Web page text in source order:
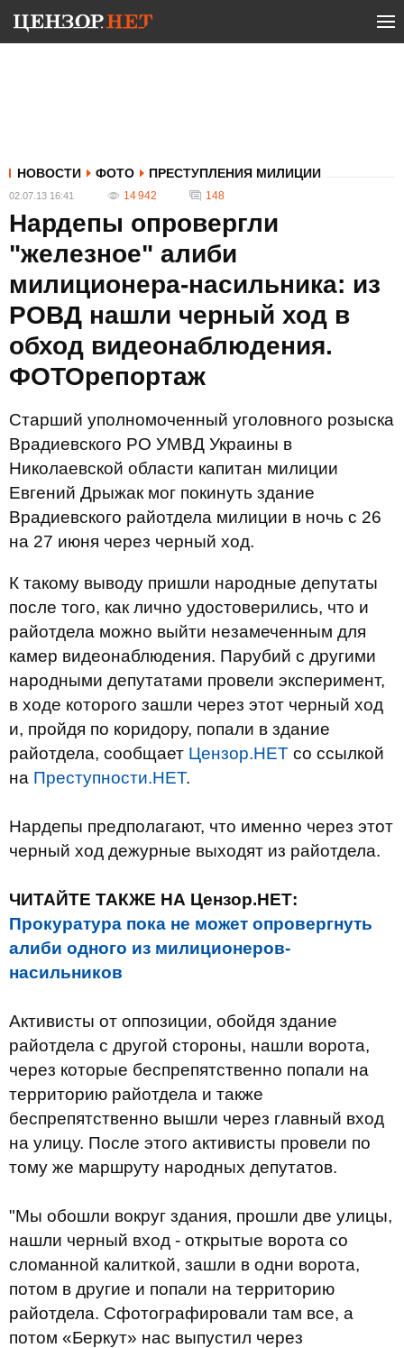
НОВОСТИ ФОТО ПРЕСТУПЛЕНИЯ МИЛИЦИИ
02.07.13 16:41 14 942 148
Нардепы опровергли
"железное" алиби
милиционера-насильника: из
РОВД нашли черный ход в
обход видеонаблюдения.
ФОТОрепортаж
Старший уполномоченный уголовного розыска
Врадиевского РО УМВД Украины в
Николаевской области капитан милиции
Евгений Дрыжак мог покинуть здание
Врадиевского райотдела милиции в ночь с 26
на 27 июня через черный ход.
К такому выводу пришли народные депутаты
после того, как лично удостоверились, что и
райотдела можно выйти незамеченным для
камер видеонаблюдения. Парубий с другими
народными депутатами провели эксперимент,
в ходе которого зашли через этот черный ход
и, пройдя по коридору, попали в здание
райотдела, сообщает Цензор.НЕТ со ссылкой
на Преступности.НЕТ.
Нардепы предполагают, что именно через этот
черный ход дежурные выходят из райотдела.
ЧИТАЙТЕ ТАКЖЕ НА Цензор.НЕТ:
Прокуратура пока не может опровергнуть
алиби одного из милиционеров-
насильников
Активисты от оппозиции, обойдя здание
райотдела с другой стороны, нашли ворота,
через которые беспрепятственно попали на
территорию райотдела и также
беспрепятственно вышли через главный вход
на улицу. После этого активисты провели по
тому же маршруту народных депутатов.
"Мы обошли вокруг здания, прошли две улицы,
нашли черный вход - открытые ворота со
сломанной калиткой, зашли в одни ворота,
потом в другие и попали на территорию
райотдела. Сфотографировали там все, а
потом «Беркут» нас выпустил через